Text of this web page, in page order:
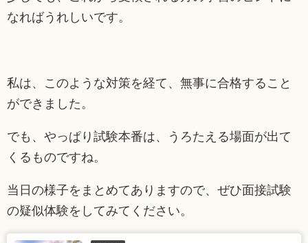
なればうれしいです。
私は、このような対策を経て、無事に合格すること
ができました。
でも、やっぱり試験本番は、うろたえる場面が出て
くるものですね。
当日の様子をまとめてありますので、ぜひ面接試験
の疑似体験をしてみてください。